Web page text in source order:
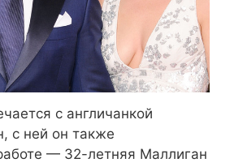
с англичанкой
с ней он также
— 32-летняя Маллиган